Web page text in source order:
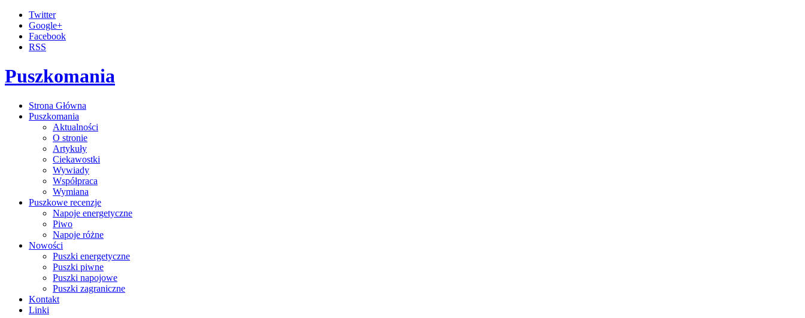
Twitter
Google+
Facebook
RSS
Puszkomania
Strona Główna
Puszkomania
Aktualności
O stronie
Artykuły
Ciekawostki
Wywiady
Współpraca
Wymiana
Puszkowe recenzje
Napoje energetyczne
Piwo
Napoje różne
Nowości
Puszki energetyczne
Puszki piwne
Puszki napojowe
Puszki zagraniczne
Kontakt
Linki